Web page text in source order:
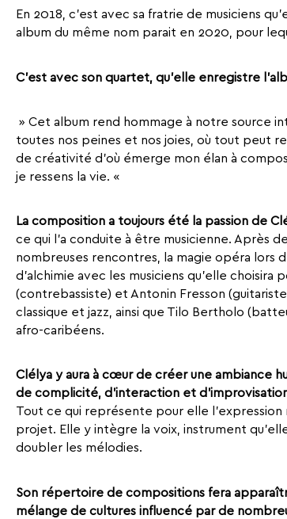
En 2018, c’est avec sa fratrie de musiciens
album du même nom parait en 2020, pour
C’est avec son quartet, qu’elle enregistre
» Cet album rend hommage à notre source
toutes nos peines et nos joies, où tout peut
de créativité d’où émerge mon élan à
je ressens la vie. «
La composition a toujours été la passion de
ce qui l’a conduite à être musicienne. Après
nombreuses rencontres, la magie opéra lors
d’alchimie avec les musiciens qu’elle choisira
(contrebassiste) et Antonin Fresson
classique et jazz, ainsi que Tilo Bertholo
afro-caribéens.
Clélya y aura à cœur de créer une ambiance
de complicité, d’interaction et
Tout ce qui représente pour elle l’expression
projet. Elle y intègre la voix, instrument
doubler les mélodies.
Son répertoire de compositions fera
mélange de cultures influencé par de